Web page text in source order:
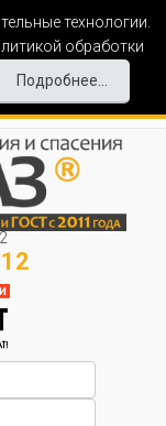
технологии.
обработки
Подробнее...